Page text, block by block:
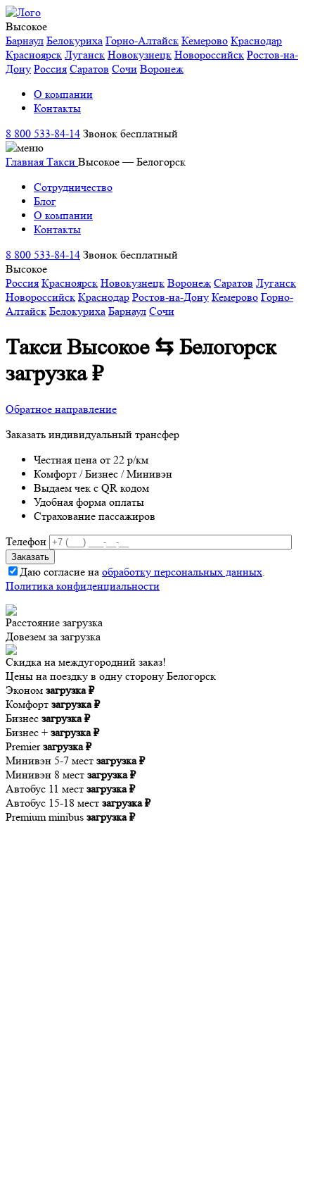
Высокое
Барнаул Белокуриха Горно-Алтайск Кемерово Краснодар
Красноярск Луганск Новокузнецк Новороссийск Ростов-на-
Дону Россия Саратов Сочи Воронеж
О компании
Контакты
8 800 533-84-14 Звонок бесплатный
Главная Такси Высокое — Белогорск
Сотрудничество
Блог
О компании
Контакты
8 800 533-84-14 Звонок бесплатный
Высокое
Россия Красноярск Новокузнецк Воронеж Саратов Луганск
Новороссийск Краснодар Ростов-на-Дону Кемерово Горно-
Алтайск Белокуриха Барнаул Сочи
Такси Высокое ⇆ Белогорск
загрузка₽
Обратное направление
Заказать индивидуальный трансфер
Честная цена от 22 р/км
Комфорт / Бизнес / Минивэн
Выдаем чек с QR кодом
Удобная форма оплаты
Страхование пассажиров
Телефон
Даю согласие на обработку персональных данных.
Политика конфиденциальности
Расстояние загрузка
Довезем за загрузка
Скидка на междугородний заказ!
Цены на поездку в одну сторону Белогорск
Эконом загрузка ₽
Комфорт загрузка ₽
Бизнес загрузка ₽
Бизнес + загрузка ₽
Premier загрузка ₽
Минивэн 5-7 мест загрузка ₽
Минивэн 8 мест загрузка ₽
Автобус 11 мест загрузка ₽
Автобус 15-18 мест загрузка ₽
Premium minibus загрузка ₽